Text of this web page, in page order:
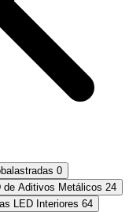
0
de Aditivos Metálicos 24
LED Interiores 64